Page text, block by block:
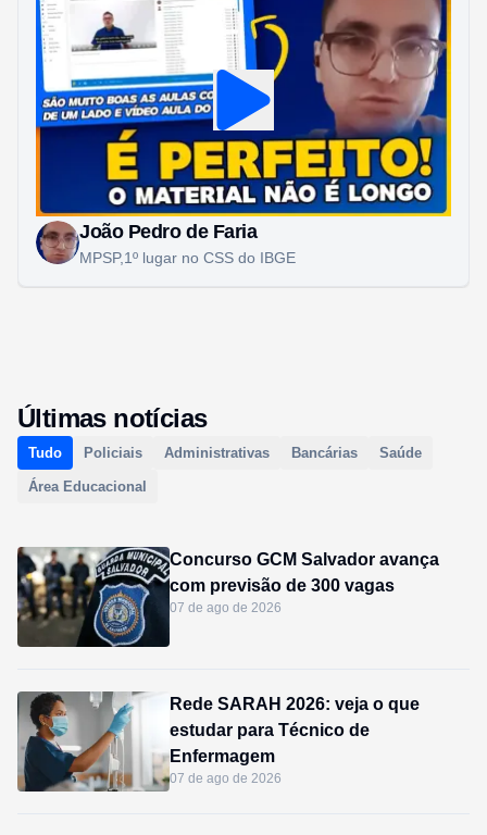
João Pedro de Faria
MPSP,1º lugar no CSS do IBGE
Últimas notícias
Tudo Policiais Administrativas Bancárias Saúde
Área Educacional
Concurso GCM Salvador avança
com previsão de 300 vagas
07 de ago de 2026
Rede SARAH 2026: veja o que
estudar para Técnico de
Enfermagem
07 de ago de 2026